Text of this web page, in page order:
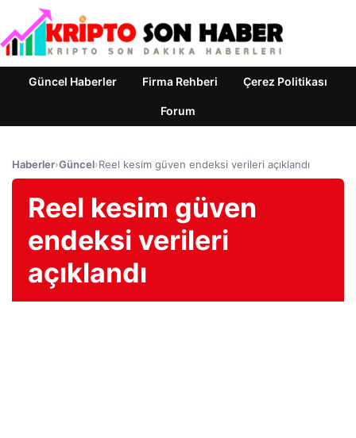
Güncel Haberler Firma Rehberi Çerez Politikası
Forum
Haberler›Güncel›Reel kesim güven endeksi verileri açıklandı
Reel kesim güven
endeksi verileri
açıklandı